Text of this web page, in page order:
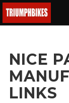
Ducati
KTM
Buell
NICE
LINKS